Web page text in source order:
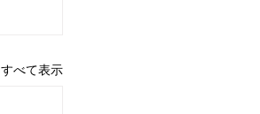
すべて表示